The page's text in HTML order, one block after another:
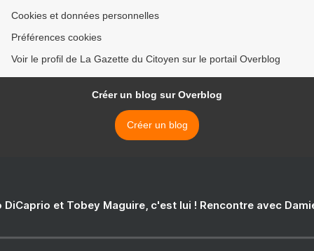
Cookies et données personnelles
Préférences cookies
Voir le profil de La Gazette du Citoyen sur le portail Overblog
Créer un blog sur Overblog
Créer un blog
DiCaprio et Tobey Maguire, c'est lui ! Rencontre avec